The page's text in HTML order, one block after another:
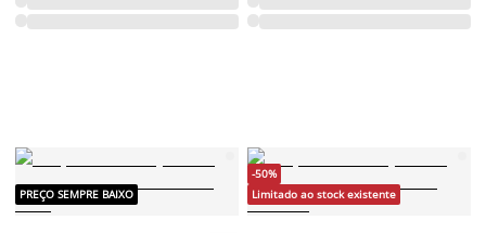
PREÇO SEMPRE BAIXO
-50%
Limitado ao stock existente